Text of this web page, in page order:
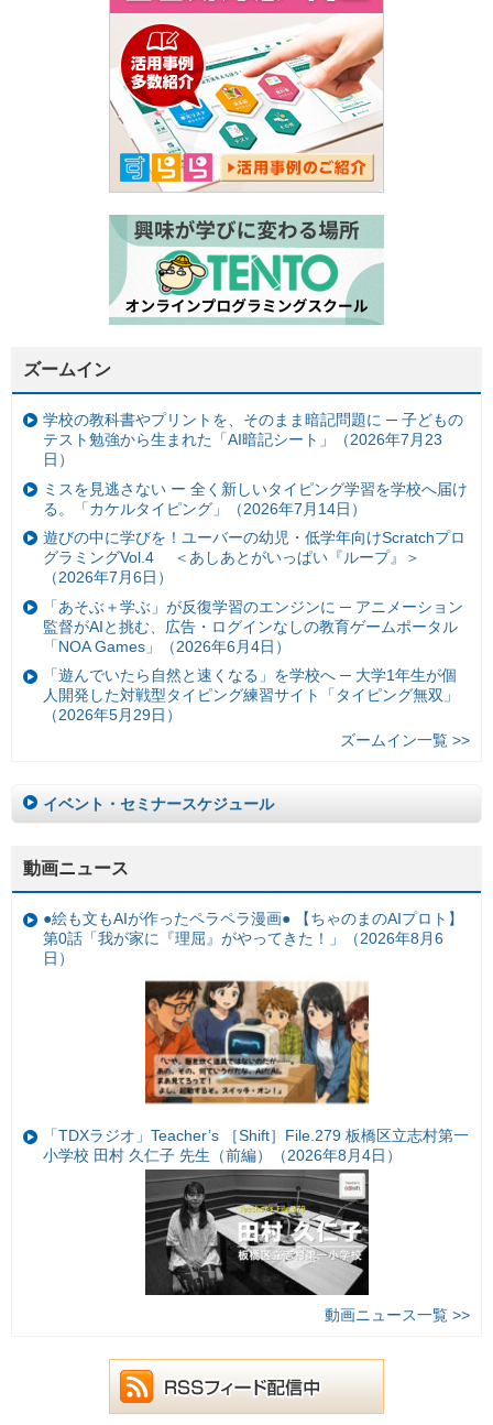
ズームイン
学校の教科書やプリントを、そのまま暗記問題に ─ 子どもの
テスト勉強から生まれた「AI暗記シート」（2026年7月23
日）
ミスを見逃さない ー 全く新しいタイピング学習を学校へ届け
る。「カケルタイピング」（2026年7月14日）
遊びの中に学びを！ユーバーの幼児・低学年向けScratchプロ
グラミングVol.4 ＜あしあとがいっぱい『ループ』＞
（2026年7月6日）
「あそぶ＋学ぶ」が反復学習のエンジンに ─ アニメーション
監督がAIと挑む、広告・ログインなしの教育ゲームポータル
「NOA Games」（2026年6月4日）
「遊んでいたら自然と速くなる」を学校へ ─ 大学1年生が個
人開発した対戦型タイピング練習サイト「タイピング無双」
（2026年5月29日）
ズームイン一覧 >>
イベント・セミナースケジュール
動画ニュース
●絵も文もAIが作ったペラペラ漫画● 【ちゃのまのAIプロト】
第0話「我が家に『理屈』がやってきた！」（2026年8月6
日）
「TDXラジオ」Teacher’s ［Shift］File.279 板橋区立志村第一
小学校 田村 久仁子 先生（前編）（2026年8月4日）
動画ニュース一覧 >>